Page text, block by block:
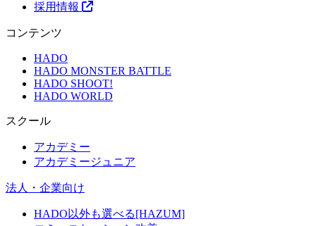
採用情報
コンテンツ
HADO
HADO MONSTER BATTLE
HADO SHOOT!
HADO WORLD
スクール
アカデミー
アカデミージュニア
法人・企業向け
HADO以外も選べる[HAZUM]